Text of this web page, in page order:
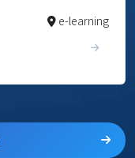
e-learning